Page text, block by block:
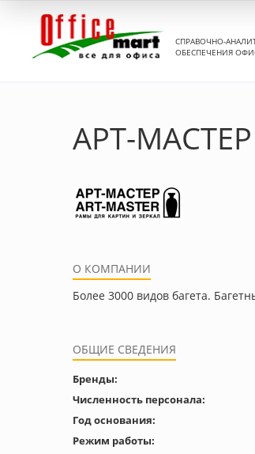
СПРАВОЧНО-
ОБЕСПЕЧЕНИЯ
АРТ-МАСТЕР
О КОМПАНИИ
Более 3000 видов багета.
ОБЩИЕ СВЕДЕНИЯ
Бренды:
Численность персонала:
Год основания:
Режим работы: